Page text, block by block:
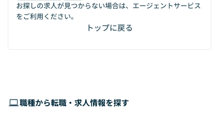
お探しの求人が見つからない場合は、エージェントサービス
をご利用ください。
トップに戻る
職種から転職・求人情報を探す